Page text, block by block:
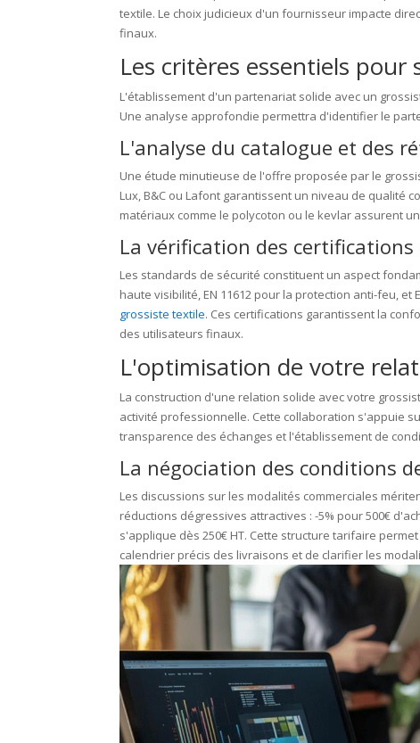
textile. Le choix judicieux d'un fournisseur impacte
finaux.
Les critères essentiels
L'établissement d'un partenariat solide avec un
Une analyse approfondie permettra d'identifier le
L'analyse du catalogue et des
Une étude minutieuse de l'offre proposée par le
Lux, B&C ou Lafont garantissent un niveau de qualité
matériaux comme le polycoton ou le kevlar assurent
La vérification des
Les standards de sécurité constituent un aspect
haute visibilité, EN 11612 pour la protection anti-feu,
grossiste textile. Ces certifications garantissent la
des utilisateurs finaux.
L'optimisation de votre
La construction d'une relation solide avec votre
activité professionnelle. Cette collaboration s'appuie
transparence des échanges et l'établissement de
La négociation des conditions
Les discussions sur les modalités commerciales
réductions dégressives attractives : -5% pour 500€
s'applique dès 250€ HT. Cette structure tarifaire
calendrier précis des livraisons et de clarifier les